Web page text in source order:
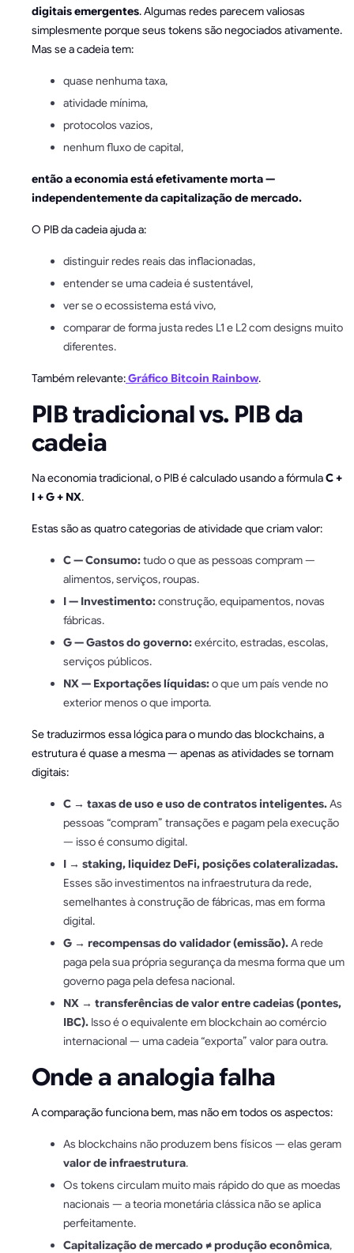
digitais emergentes. Algumas redes parecem valiosas
simplesmente porque seus tokens são negociados ativamente.
Mas se a cadeia tem:
quase nenhuma taxa,
atividade mínima,
protocolos vazios,
nenhum fluxo de capital,
então a economia está efetivamente morta —
independentemente da capitalização de mercado.
O PIB da cadeia ajuda a:
distinguir redes reais das inflacionadas,
entender se uma cadeia é sustentável,
ver se o ecossistema está vivo,
comparar de forma justa redes L1 e L2 com designs muito
diferentes.
Também relevante:Gráfico Bitcoin Rainbow.
PIB tradicional vs. PIB da
cadeia
Na economia tradicional, o PIB é calculado usando a fórmulaC +
I + G + NX.
Estas são as quatro categorias de atividade que criam valor:
C — Consumo:tudo o que as pessoas compram —
alimentos, serviços, roupas.
I — Investimento:construção, equipamentos, novas
fábricas.
G — Gastos do governo:exército, estradas, escolas,
serviços públicos.
NX — Exportações líquidas:o que um país vende no
exterior menos o que importa.
Se traduzirmos essa lógica para o mundo das blockchains, a
estrutura é quase a mesma — apenas as atividades se tornam
digitais:
C → taxas de uso e uso de contratos inteligentes.As
pessoas “compram” transações e pagam pela execução
— isso é consumo digital.
I → staking, liquidez DeFi, posições colateralizadas.
Esses são investimentos na infraestrutura da rede,
semelhantes à construção de fábricas, mas em forma
digital.
G → recompensas do validador (emissão).A rede
paga pela sua própria segurança da mesma forma que um
governo paga pela defesa nacional.
NX → transferências de valor entre cadeias (pontes,
IBC). Isso é o equivalente em blockchain ao comércio
internacional — uma cadeia “exporta” valor para outra.
Onde a analogia falha
A comparação funciona bem, mas não em todos os aspectos:
As blockchains não produzem bens físicos — elas geram
valor de infraestrutura.
Os tokens circulam muito mais rápido do que as moedas
nacionais — a teoria monetária clássica não se aplica
perfeitamente.
Capitalização de mercado ≠ produção econômica,